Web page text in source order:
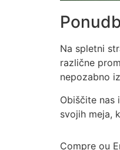
Na spletni
različne
nepozabno
Obiščite nas
svojih meja,
Compre ou